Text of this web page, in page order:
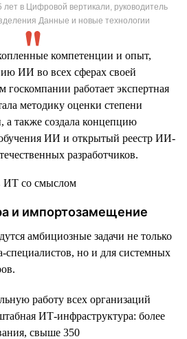
лет в Цифровой вертикали, руководитель
Данные и новые технологии
компетенции и опыт,
ИИ во всех сферах своей
госкомпании работает экспертная
методику оценки степени
а также создала концепцию
ИИ и открытый реестр ИИ-
разработчиков.
и импортозамещение
амбициозные задачи не только
специалистов, но и для системных
работу всех организаций
ИТ-инфраструктура: более
свыше 350